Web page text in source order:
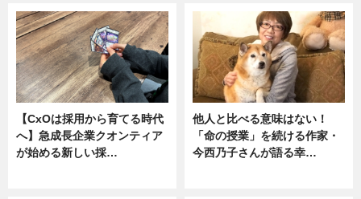
【CxOは採用から育てる時代
へ】急成長企業クオンティア
が始める新しい採…
他人と比べる意味はない！
「命の授業」を続ける作家・
今西乃子さんが語る幸…